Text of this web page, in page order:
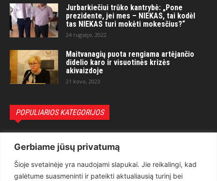
Gerbiame jūsų privatumą
Šioje svetainėje yra naudojami slapukai. Jie reikalingi, kad
galėtume suasmeninti ir pateikti aktualiausią turinį bei
Jurbarkiečiui trūko kantrybė: „Pone
prezidente, jei mes – NIEKAS, tai kodėl
tas NIEKAS turi mokėti mokesčius?“
24 rugsėjo, 2022
Maitvanagių puota rengiama artėjančio
didelio karo ir visuotinės krizės
akivaizdoje
21 kovo, 2023
POPULIARIOS KATEGORIJOS
Teisėsauga
1497